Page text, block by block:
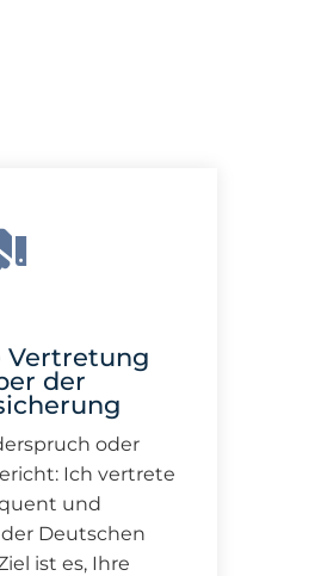
Vertretung
der
oder
Ich vertrete
und
Deutschen
ist es, Ihre